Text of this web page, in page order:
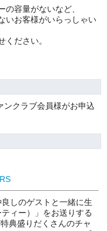
容量がないなど、
いお客様がいらっしゃい
ください。
ンクラブ会員様がお申込
しのゲストと一緒に生
ィー）」をお送りする
典盛りだくさんのチャ